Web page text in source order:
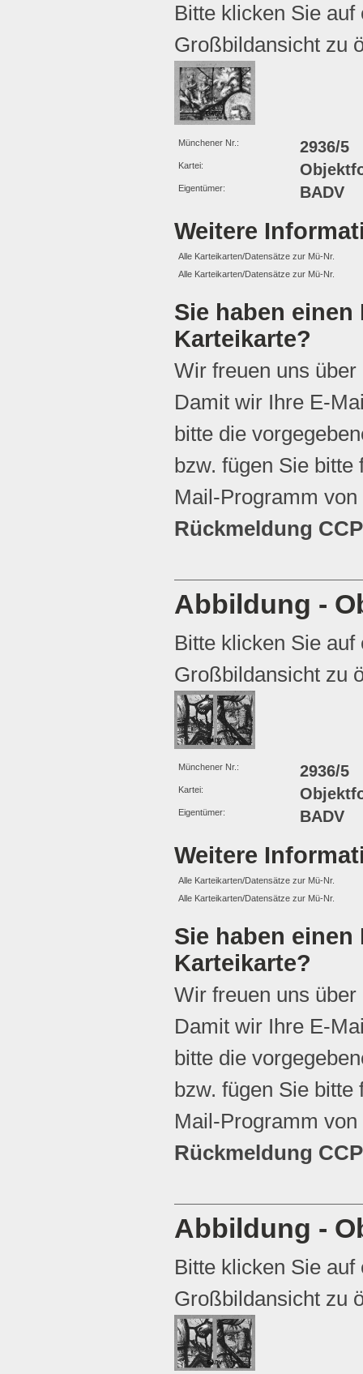
Bitte klicken Sie
Großbildansicht zu
Münchener Nr.: 2936/5
Kartei:
Eigentümer: BADV
Weitere
Alle Karteikarten/Datensätze zur Mü-Nr.
Alle Karteikarten/Datensätze zur Mü-Nr.
Sie haben
Karteikarte?
Wir freuen uns
Damit wir Ihre E-
bitte die
bzw. fügen Sie
Mail-Programm
Rückmeldung
Abbildung -
Bitte klicken Sie
Großbildansicht zu
Münchener Nr.: 2936/5
Kartei:
Eigentümer: BADV
Weitere
Alle Karteikarten/Datensätze zur Mü-Nr.
Alle Karteikarten/Datensätze zur Mü-Nr.
Sie haben
Karteikarte?
Wir freuen uns
Damit wir Ihre E-
bitte die
bzw. fügen Sie
Mail-Programm
Rückmeldung
Abbildung -
Bitte klicken Sie
Großbildansicht zu